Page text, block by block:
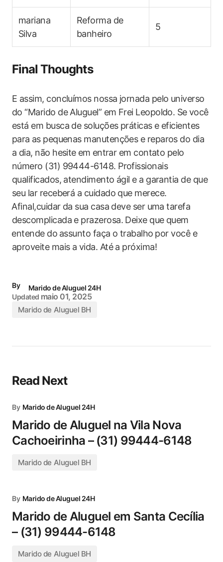
mariana
Silva
Reforma de
banheiro
5
Final Thoughts
E ‍assim, concluímos nossa ‍jornada pelo universo ​
do “Marido‍ de Aluguel” em Frei Leopoldo.‌ Se⁣ você ​
está em busca ‌de soluções‍ práticas e eficientes‍
para⁢ as pequenas manutenções e reparos do dia
a dia, não ‍hesite ⁢em⁤ entrar em contato pelo
número (31) 99444-6148. Profissionais
qualificados, ​atendimento ágil ‍e ‌a ​garantia de ‍que
seu lar receberá a cuidado que merece.
⁤Afinal,cuidar da ‌sua ‍casa deve ser uma tarefa⁤
descomplicada e prazerosa. Deixe que quem
⁤entende ‍do⁤ assunto faça o trabalho ⁢por você e
aproveite mais a vida. Até a próxima!
By
Marido de Aluguel 24H
Updated maio 01, 2025
Marido de Aluguel BH
Read Next
By Marido de Aluguel 24H
Marido de Aluguel na Vila Nova
Cachoeirinha – (31) 99444-6148
Marido de Aluguel BH
By Marido de Aluguel 24H
Marido de Aluguel em Santa Cecília
– (31) 99444-6148
Marido de Aluguel BH